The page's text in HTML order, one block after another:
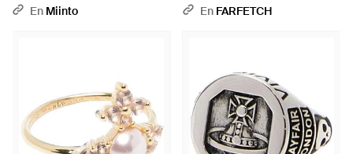
En Miinto
Cristal - Blanco
En FARFETCH